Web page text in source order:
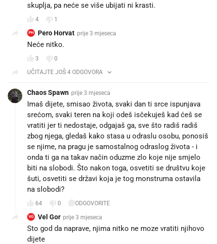
skuplja, pa neće se više ubijati ni krasti.
4 1
PH Pero Horvat prije 3 mjeseca
Neće nitko.
3
0
UČITAJTE JOŠ 4 ODGOVORA
Chaos Spawn prije 3 mjeseca
Imaš dijete, smisao života, svaki dan ti srce ispunjava
srećom, svaki teren na koji odeš isčekuješ kad ćeš se
vratiti jer ti nedostaje, odgajaš ga, sve što radiš radiš
zbog njega, gledaš kako stasa u odraslu osobu, ponosiš
se njime, na pragu je samostalnog odraslog života - i
onda ti ga na takav način oduzme zlo koje nije smjelo
biti na slobodi. Što nakon toga, osvetiti se društvu koje
šuti, osvetiti se državi koja je tog monstruma ostavila
na slobodi?
64 0 ODGOVORITE
VG Vel Gor prije 3 mjeseca
Sto god da naprave, njima nitko ne moze vratiti njihovo
dijete